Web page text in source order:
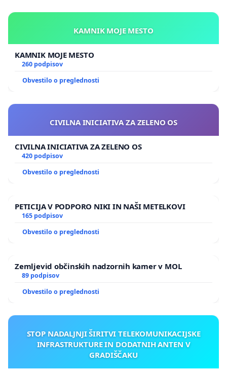
KAMNIK MOJE MESTO
KAMNIK MOJE MESTO
260 podpisov
Obvestilo o preglednosti
CIVILNA INICIATIVA ZA ZELENO OS
CIVILNA INICIATIVA ZA ZELENO OS
420 podpisov
Obvestilo o preglednosti
PETICIJA V PODPORO NIKI IN NAŠI METELKOVI
165 podpisov
Obvestilo o preglednosti
Zemljevid občinskih nadzornih kamer v MOL
89 podpisov
Obvestilo o preglednosti
STOP NADALJNJI ŠIRITVI TELEKOMUNIKACIJSKE
INFRASTRUKTURE IN DODATNIH ANTEN V
GRADIŠČAKU